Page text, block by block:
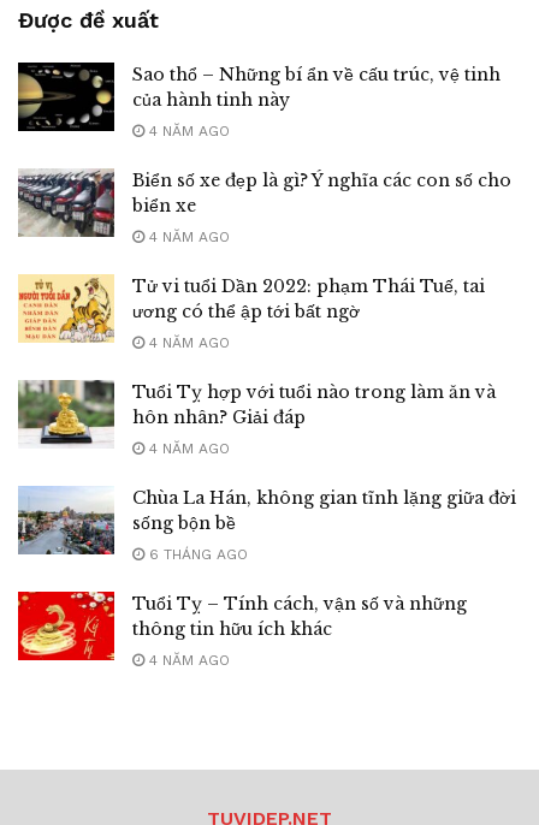
Được đề xuất
Sao thổ – Những bí ẩn về cấu trúc, vệ tinh
của hành tinh này
4 NĂM AGO
Biển số xe đẹp là gì? Ý nghĩa các con số cho
biển xe
4 NĂM AGO
Tử vi tuổi Dần 2022: phạm Thái Tuế, tai
ương có thể ập tới bất ngờ
4 NĂM AGO
Tuổi Tỵ hợp với tuổi nào trong làm ăn và
hôn nhân? Giải đáp
4 NĂM AGO
Chùa La Hán, không gian tĩnh lặng giữa đời
sống bộn bề
6 THÁNG AGO
Tuổi Tỵ – Tính cách, vận số và những
thông tin hữu ích khác
4 NĂM AGO
TUVIDEP.NET